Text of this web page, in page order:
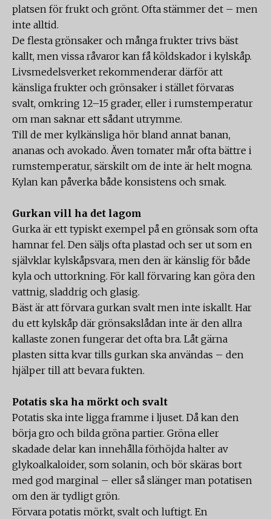
platsen för frukt och grönt. Ofta stämmer det – men
inte alltid.
De flesta grönsaker och många frukter trivs bäst
kallt, men vissa råvaror kan få köldskador i kylskåp.
Livsmedelsverket rekommenderar därför att
känsliga frukter och grönsaker i stället förvaras
svalt, omkring 12–15 grader, eller i rumstemperatur
om man saknar ett sådant utrymme.
Till de mer kylkänsliga hör bland annat banan,
ananas och avokado. Även tomater mår ofta bättre i
rumstemperatur, särskilt om de inte är helt mogna.
Kylan kan påverka både konsistens och smak.
Gurkan vill ha det lagom
Gurka är ett typiskt exempel på en grönsak som ofta
hamnar fel. Den säljs ofta plastad och ser ut som en
självklar kylskåpsvara, men den är känslig för både
kyla och uttorkning. För kall förvaring kan göra den
vattnig, sladdrig och glasig.
Bäst är att förvara gurkan svalt men inte iskallt. Har
du ett kylskåp där grönsakslådan inte är den allra
kallaste zonen fungerar det ofta bra. Låt gärna
plasten sitta kvar tills gurkan ska användas – den
hjälper till att bevara fukten.
Potatis ska ha mörkt och svalt
Potatis ska inte ligga framme i ljuset. Då kan den
börja gro och bilda gröna partier. Gröna eller
skadade delar kan innehålla förhöjda halter av
glykoalkaloider, som solanin, och bör skäras bort
med god marginal – eller så slänger man potatisen
om den är tydligt grön.
Förvara potatis mörkt, svalt och luftigt. En